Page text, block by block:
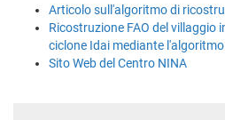
Articolo sull'algoritmo di
Ricostruzione FAO del villaggio
ciclone Idai mediante l'algoritmo
Sito Web del Centro NINA